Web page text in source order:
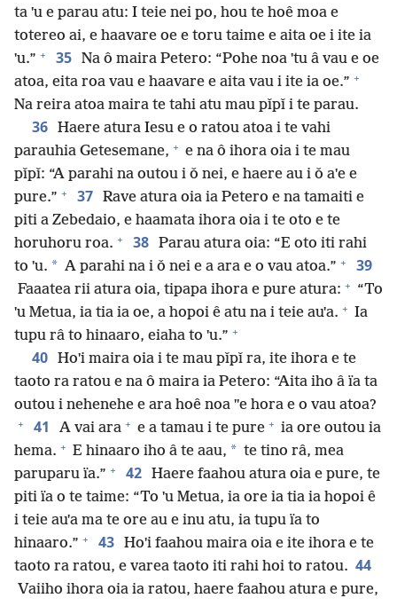
ta ˈu e parau atu: I teie nei po, hou te hoê moa e
totereo ai, e haavare oe e toru taime e aita oe i ite ia
ˈu.” + 35 Na ô maira Petero: “Pohe noa ˈtu â vau e oe
atoa, eita roa vau e haavare e aita vau i ite ia oe.” +
Na reira atoa maira te tahi atu mau pǐpǐ i te parau.
36 Haere atura Iesu e o ratou atoa i te vahi
parauhia Getesemane, + e na ô ihora oia i te mau
pǐpǐ: “A parahi na outou i ǒ nei, e haere au i ǒ aˈe e
pure.” + 37 Rave atura oia ia Petero e na tamaiti e
piti a Zebedaio, e haamata ihora oia i te oto e te
horuhoru roa. + 38 Parau atura oia: “E oto iti rahi
to ˈu. * A parahi na i ǒ nei e a ara e o vau atoa.” + 39
Faaatea rii atura oia, tipapa ihora e pure atura: + “To
ˈu Metua, ia tia ia oe, a hopoi ê atu na i teie auˈa. + Ia
tupu râ to hinaaro, eiaha to ˈu.” +
40 Hoˈi maira oia i te mau pǐpǐ ra, ite ihora e te
taoto ra ratou e na ô maira ia Petero: “Aita iho â ïa ta
outou i nehenehe e ara hoê noa ˈˈe hora e o vau atoa?
+ 41 A vai ara + e a tamau i te pure + ia ore outou ia
hema. + E hinaaro iho â te aau, * te tino râ, mea
paruparu ïa.” + 42 Haere faahou atura oia e pure, te
piti ïa o te taime: “To ˈu Metua, ia ore ia tia ia hopoi ê
i teie auˈa ma te ore au e inu atu, ia tupu ïa to
hinaaro.” + 43 Hoˈi faahou maira oia e ite ihora e te
taoto ra ratou, e varea taoto iti rahi hoi to ratou. 44
Vaiiho ihora oia ia ratou, haere faahou atura e pure,